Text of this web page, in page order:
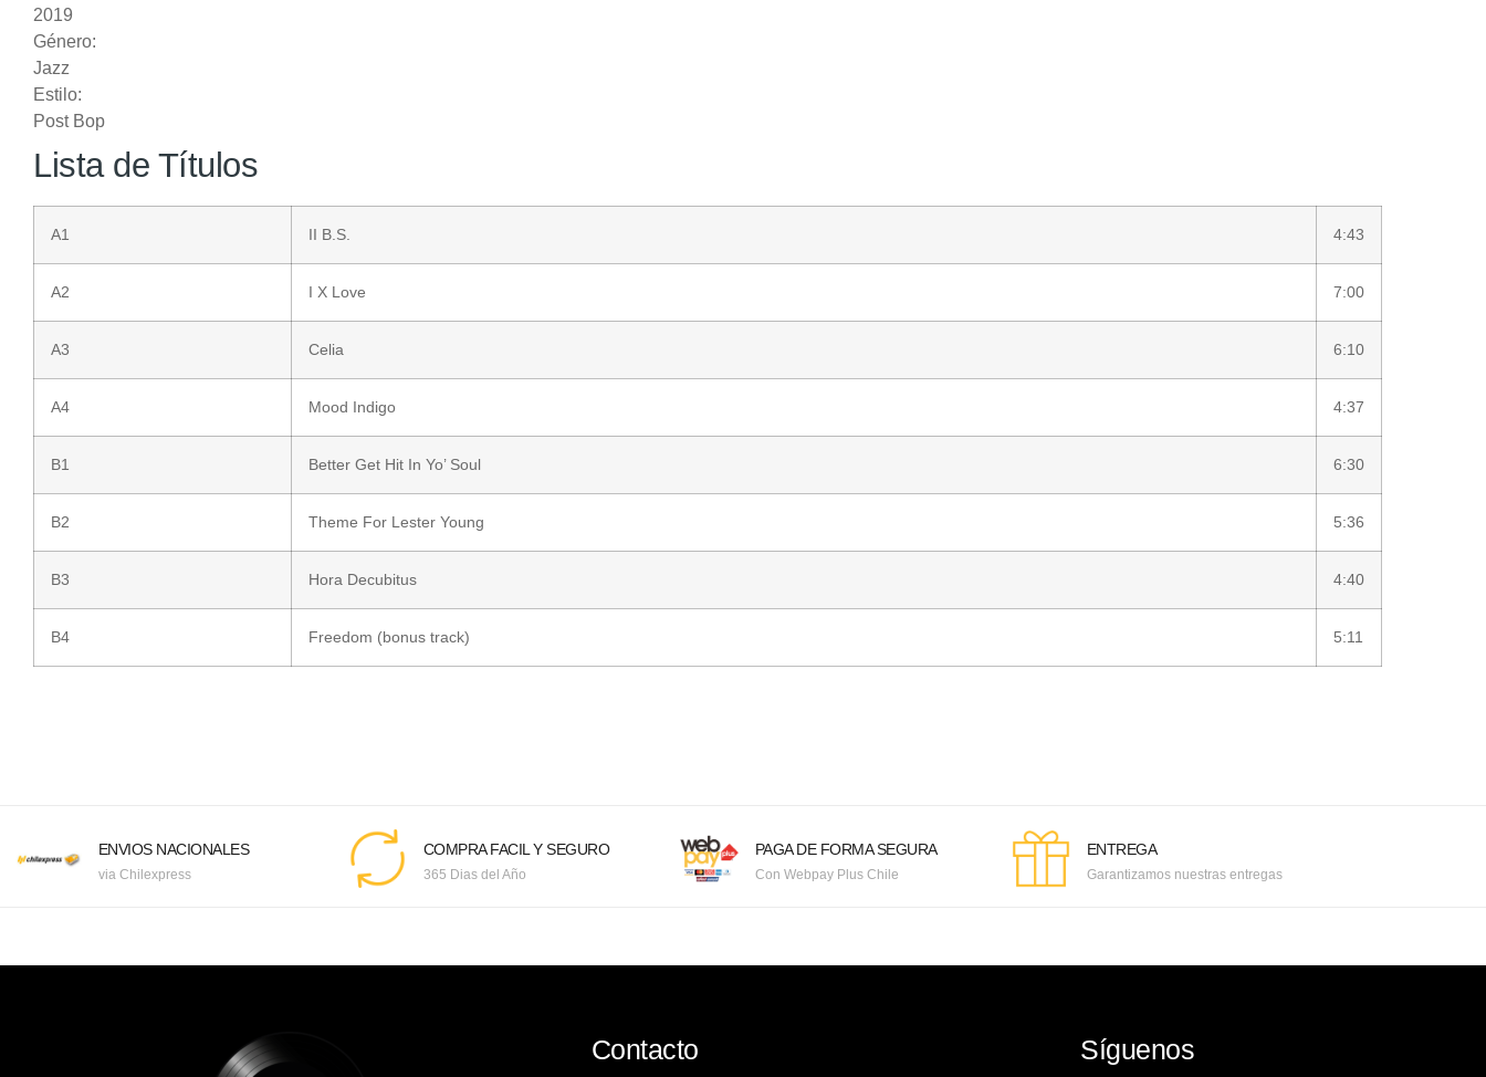
2019
Género:
Jazz
Estilo:
Post Bop
Lista de Títulos
A1 II B.S. 4:43
A2 I X Love 7:00
A3 Celia 6:10
A4 Mood Indigo 4:37
B1 Better Get Hit In Yo’ Soul 6:30
B2 Theme For Lester Young 5:36
B3 Hora Decubitus 4:40
B4 Freedom (bonus track) 5:11
ENVIOS NACIONALES
via Chilexpress
COMPRA FACIL Y SEGURO
365 Dias del Año
PAGA DE FORMA SEGURA
Con Webpay Plus Chile
ENTREGA
Garantizamos nuestras entregas
Contacto Síguenos